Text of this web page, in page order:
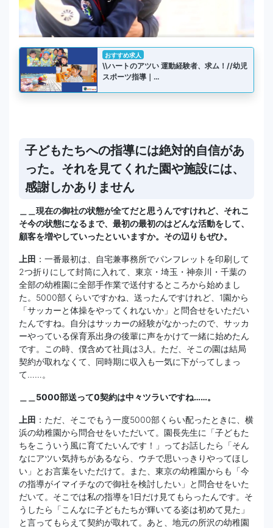
おすすめ求人
\\ハートのアツい 運動経験者、求ム！//幼児
スポーツ指導｜…
子どもたちへの指導には絶対的自信があ
った。それを見てくれた園や施設には、
感謝しかありません
＿＿現在の御社の状態が全てだと思うんですけれど、それこ
そ今の状態になるまで、最初の最初のはどんな活動をして、
顧客を増やしていったといいますか。その辺りもぜひ。
上田 ：一番最初は、自宅兼事務所でパンフレットを印刷して
2つ折りにして封筒に入れて、東京・埼玉・神奈川・千葉の
全部の幼稚園に全部手作業で送付するところから始めまし
た。5000部くらいですかね、送ったんですけれど、1園から
「サッカーと体操をやってくれないか」と問合せをいただい
たんですね。自分はサッカーの経験がなかったので、サッカ
ーやっている保育系出身の後輩に声をかけて一緒に始めたん
です。この時、僕含めて社員は3人。ただ、そこの園は結局
契約が取れなくて、同時期に収入も一気に下がってしまっ
て……。
＿＿5000部送って0契約は中々ツラいですね……。
上田 ：ただ、そこでもう一度5000部くらい配ったときに、横
浜の幼稚園から問合せをいただいて。園長先生に「子どもた
ちをこういう風に育てたいんです！」ってお話したら「そん
なにアツい気持ちがあるなら、ウチで思いっきりやってほし
い」とお言葉をいただけて。また、東京の幼稚園からも「今
の指導がイマイチなので御社を検討したい」と問合せをいた
だいて。そこでは私の指導を1日だけ見てもらったんです。そ
うしたら「こんなに子どもたちが輝いてる姿は初めて見た」
と言ってもらえて契約が取れて。あと、地元の所沢の幼稚園